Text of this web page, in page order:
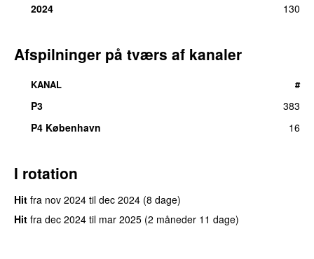
2024
130
Afspilninger på tværs af kanaler
KANAL #
P3
383
P4 København
16
I rotation
Hit fra nov 2024 til dec 2024 (8 dage)
Hit fra dec 2024 til mar 2025 (2 måneder 11 dage)